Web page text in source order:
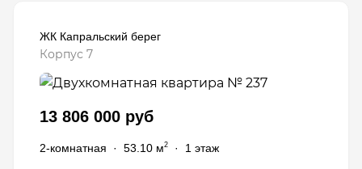
ЖК Капральский берег
Корпус 7
13 806 000 руб
2-комнатная · 53.10 м2 · 1 этаж